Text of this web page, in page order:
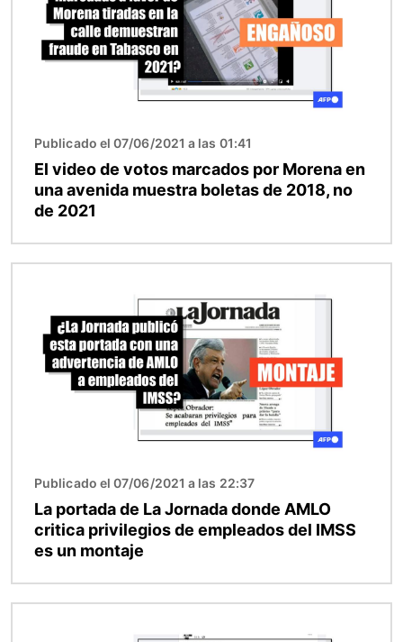
Publicado el 07/06/2021 a las 01:41
El video de votos marcados por Morena en
una avenida muestra boletas de 2018, no
de 2021
Publicado el 07/06/2021 a las 22:37
La portada de La Jornada donde AMLO
critica privilegios de empleados del IMSS
es un montaje